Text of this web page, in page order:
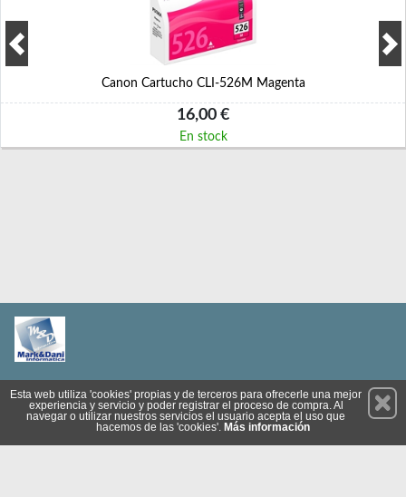
Canon Cartucho CLI-526M Magenta
16,00 €
En stock
Suscríbete
Esta web utiliza 'cookies' propias y de terceros para ofrecerle una mejor
experiencia y servicio y poder registrar el proceso de compra. Al
navegar o utilizar nuestros servicios el usuario acepta el uso que
hacemos de las 'cookies'. Más información